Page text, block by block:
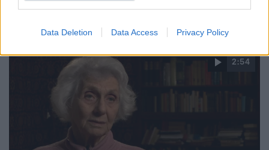
Data Deletion Data Access Privacy Policy
annak minden szépségéről.
2:54